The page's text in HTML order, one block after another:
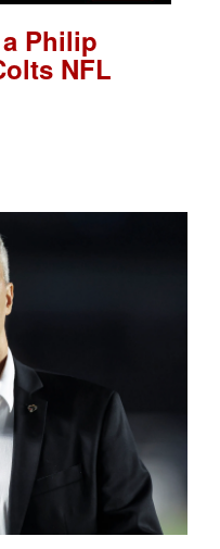
Philip
NFL